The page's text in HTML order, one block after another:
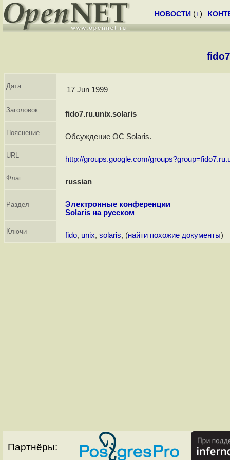
НОВОСТИ (+)
Дата 17 Jun 1999
Заголовок fido7.ru.unix.solaris
Пояснение Обсуждение ОС Solaris.
URL http://groups.google.com/
Флаг russian
Раздел
Электронные конференции
Solaris на русском
Ключи fido, unix, solaris, (найти похожие документы)
Партнёры: